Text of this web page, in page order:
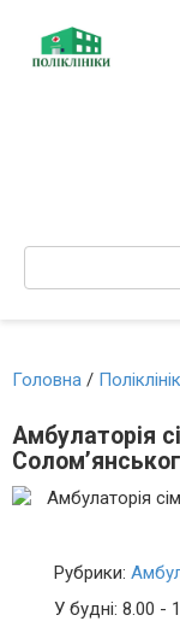
вмісту
Search:
Головна /
Амбулаторія
Рубрики:
У будні: 8.00 -